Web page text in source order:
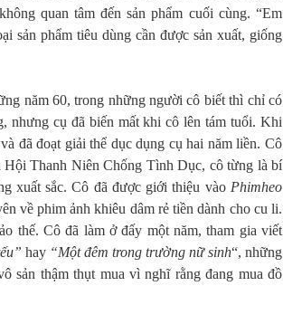
quan tâm đến sản phẩm cuối cùng. “Em
sản phẩm tiêu dùng cần được sản xuất, giống
năm 60, trong những người cô biết thì chỉ có
nhưng cụ đã biến mất khi cô lên tám tuổi. Khi
đã đoạt giải thể dục dụng cụ hai năm liền. Cô
Thanh Niên Chống Tình Dục, cô từng là bí
xuất sắc. Cô đã được giới thiệu vào Phimheo
về phim ảnh khiêu dâm rẻ tiền dành cho cu li.
thế. Cô đã làm ở đấy một năm, tham gia viết
hay “Một đêm trong trường nữ sinh“, những
sản thậm thụt mua vì nghĩ rằng đang mua đồ